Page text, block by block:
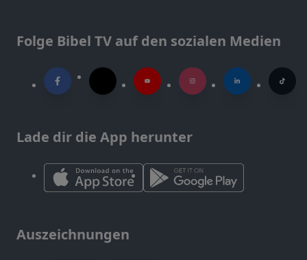
Folge Bibel TV auf den sozialen Medien
Lade dir die App herunter
Auszeichnungen